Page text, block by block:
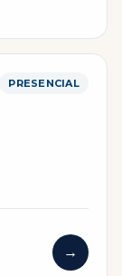
PRESENCIAL
→